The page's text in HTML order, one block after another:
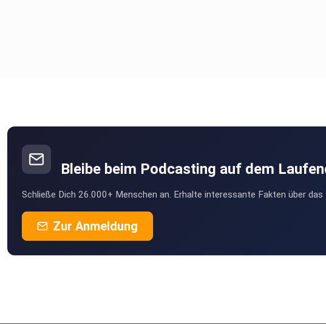
Bleibe beim Podcasting auf dem
Schließe Dich 26.000+ Menschen an. Erhalte interessante Fakten über
Zur Anmeldung